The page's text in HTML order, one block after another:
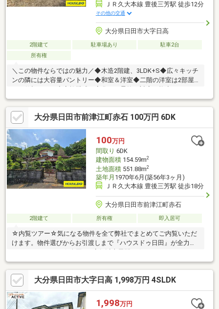
ＪＲ久大本線 豊後三芳駅 徒歩12分
その他の交通
大分県日田市大字日高
2階建て 駐車場あり
駐車2台
所有権
＼この物件ならではの魅力／◆木造2階建、3LDK+S◆広々キッチ
ンの隣には大容量パントリー◆和室＆洋室◆二階の洋室は2部屋
各階にあります◆100坪超の敷地は裏庭も広い！◆庭プールはも
ちろん庭キャンプやBBQもできちゃう？！◆ガレージ付き物件☆
内覧ツアー☆気になる物件を全て弊社でまとめてご内覧いただけ
ます。物件選びからお引渡しまで『ハウスドゥ日田』が全力でサ
ポートします。☆全国730店舗以上展開！☆ハウスドゥだからこ
その豊富な情報量と実績を生かし、お客様の夢のマイホーム探し
を全力でサポートいたします！
大分県日田市前津江町赤石 100万円 6DK
100万円
間取り 6DK
建物面積154.59m2
土地面積551.88m2
築年月 1970年6月(築56年3ヶ月)
ＪＲ久大本線 豊後三芳駅 徒歩18分
大分県日田市前津江町赤石
2階建て 所有権 即入居可
☆内覧ツアー☆気になる物件を全て弊社でまとめてご内覧いただ
けます。物件選びからお引渡しまで『ハウスドゥ日田』が全力で
こその豊富な情報量と実績を生かし、お客様の夢のマイホーム探
しを全力でサポートいたします！
大分県日田市大字日高 1,998万円 4SLDK
1,998万円